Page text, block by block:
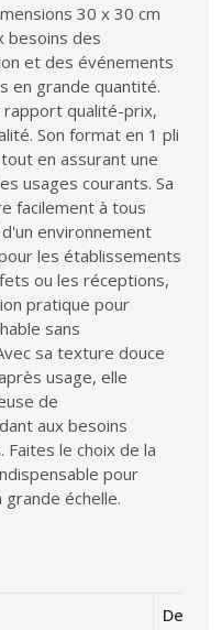
30 x 30 cm
besoins des
et des événements
en grande quantité.
rapport qualité-prix,
Son format en 1 pli
en assurant une
usages courants. Sa
facilement à tous
environnement
les établissements
ou les réceptions,
pratique pour
sans
sa texture douce
usage, elle
de
aux besoins
le choix de la
pour
échelle.